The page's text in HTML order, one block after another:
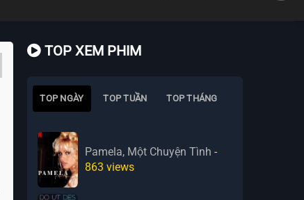
TOP XEM PHIM
TOP NGÀY TOP TUẦN TOP THÁNG
Pamela, Một Chuyện Tình -
863 views